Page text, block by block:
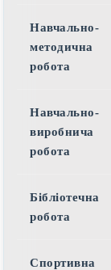
Навчально-
методична
робота
Навчально-
виробнича
робота
Бібліотечна
робота
Спортивна